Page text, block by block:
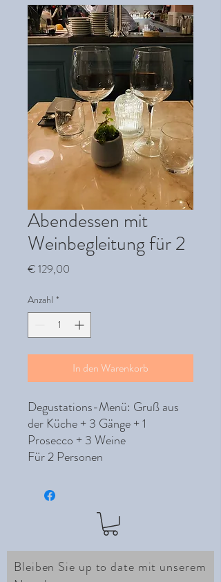
Abendessen mit
Weinbegleitung für 2
€ 129,00
Anzahl *
In den Warenkorb
Degustations-Menü: Gruß aus
der Küche + 3 Gänge + 1
Prosecco + 3 Weine
Für 2 Personen
Bleiben Sie up to date mit unserem